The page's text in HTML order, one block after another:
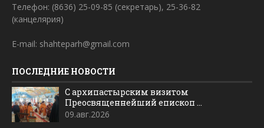
Телефон: (8636) 25-09-85 (секретарь), 25-36-82
(канцелярия)
E-mail: shahteparh@gmail.com
ПОСЛЕДНИЕ НОВОСТИ
С архипастырским визитом
Преосвященнейший епископ ...
09.авг.2026